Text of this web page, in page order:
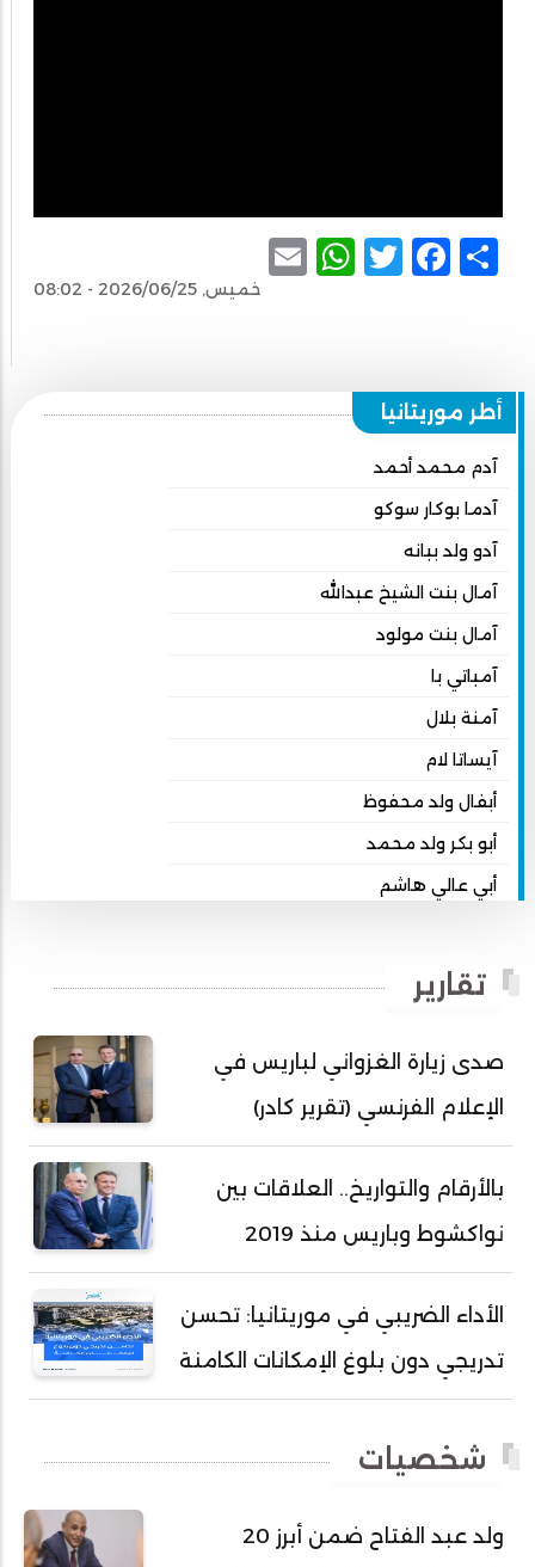
Share
Facebook
Twitter
WhatsApp
خميس, 2026/06/25 - 08:02
أطر موريتانيا
آدم محمد أحمد
آدما بوكار سوكو
آدو ولد ببانه
آمال بنت الشيخ عبدالله
آمال بنت مولود
آمباتي با
آمنة بلال
آيساتا لام
أبفال ولد محفوظ
أبو بكر ولد محمد
أبي عالي هاشم
أحمد بداه
أحمد زيدان ولد محمد محمود
أحمد سالم بكار
أحمد سالم ولد بده
أحمد سالم ولد بكار
أحمد سيد أحمد أج
أحمد عبد الله أحمد مسكه
أحمد محفوظ حسني
تقارير
صدى زيارة الغزواني لباريس في
الإعلام الفرنسي (تقرير كادر)
بالأرقام والتواريخ.. العلاقات بين
نواكشوط وباريس منذ 2019
الأداء الضريبي في موريتانيا: تحسن
تدريجي دون بلوغ الإمكانات الكامنة
شخصيات
ولد عبد الفتاح ضمن أبرز 20